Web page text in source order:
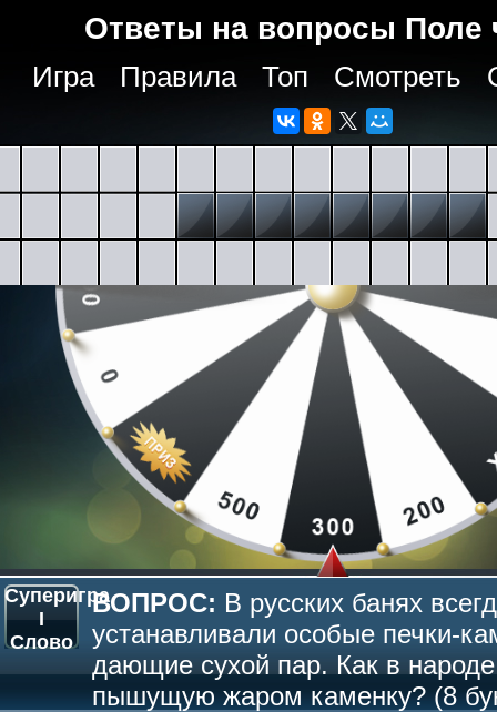
Ответы на вопросы Поле
Игра Правила Топ Смотреть
Суперигра
I
Слово
ВОПРОС: В русских банях
устанавливали особые печки-
дающие сухой пар. Как в
пышущую жаром каменку? (8